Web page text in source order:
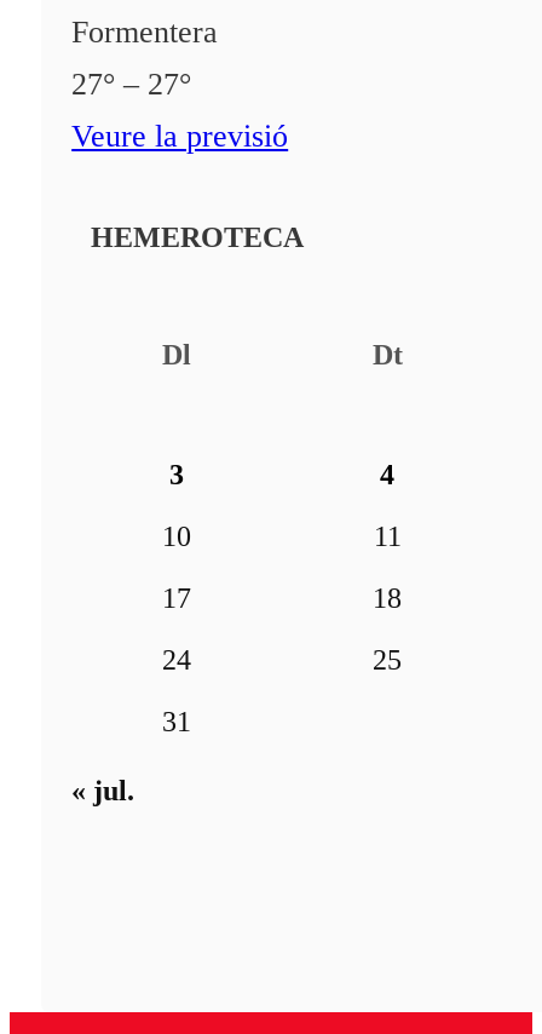
Formentera
27° – 27°
Veure la previsió
HEMEROTECA
Dl Dt
3
4
10
11
17
18
24
25
31
« jul.